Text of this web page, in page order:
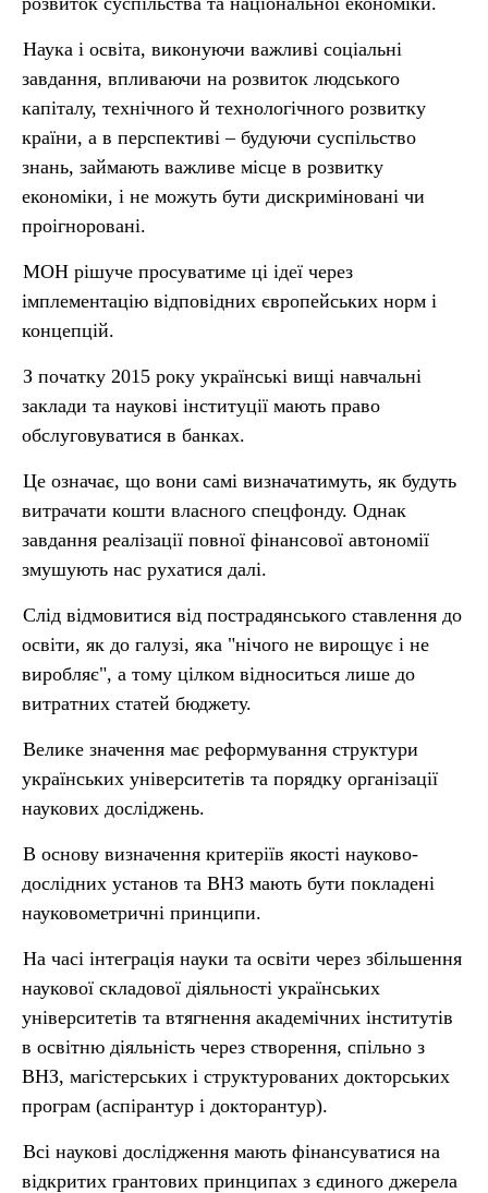
Наука і освіта, виконуючи важливі соціальні
завдання, впливаючи на розвиток людського
капіталу, технічного й технологічного розвитку
країни, а в перспективі – будуючи суспільство
знань, займають важливе місце в розвитку
економіки, і не можуть бути дискриміновані чи
проігноровані.
МОН рішуче просуватиме ці ідеї через
імплементацію відповідних європейських норм і
концепцій.
З початку 2015 року українські вищі навчальні
заклади та наукові інституції мають право
обслуговуватися в банках.
Це означає, що вони самі визначатимуть, як будуть
витрачати кошти власного спецфонду. Однак
завдання реалізації повної фінансової автономії
змушують нас рухатися далі.
Слід відмовитися від пострадянського ставлення до
освіти, як до галузі, яка "нічого не вирощує і не
виробляє", а тому цілком відноситься лише до
витратних статей бюджету.
Велике значення має реформування структури
українських університетів та порядку організації
наукових досліджень.
В основу визначення критеріїв якості науково-
дослідних установ та ВНЗ мають бути покладені
науковометричні принципи.
На часі інтеграція науки та освіти через збільшення
наукової складової діяльності українських
університетів та втягнення академічних інститутів
в освітню діяльність через створення, спільно з
ВНЗ, магістерських і структурованих докторських
програм (аспірантур і докторантур).
Всі наукові дослідження мають фінансуватися на
відкритих грантових принципах з єдиного джерела